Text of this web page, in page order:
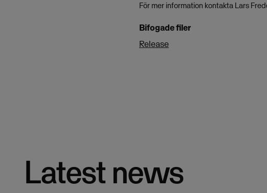
För mer information kontakta Lars
Bifogade filer
Release
Latest news